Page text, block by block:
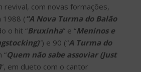
revival, com novas formações,
1988 (“A Nova Turma do Balão
o hit “Bruxinha” e “Meninos e
”) e 90 (“A Turma do
“Quem não sabe assoviar (Just
”, em dueto com o cantor